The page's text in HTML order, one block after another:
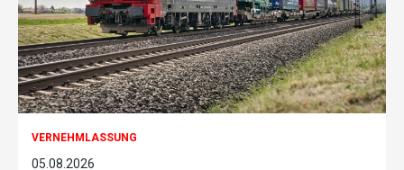
VERNEHMLASSUNG
05.08.2026